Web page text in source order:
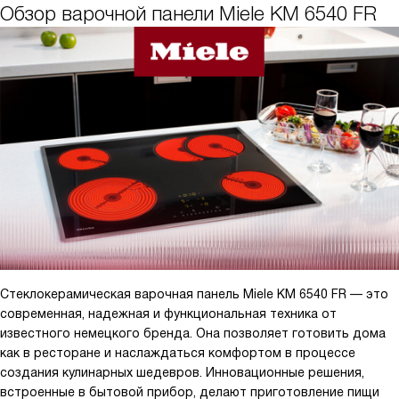
поверхности. Рамка из нержавеющей стали не только
эстетично обрамляет чёрную стеклокерамику, но и защищает
края от сколов при установке посуды. Функция Stop&Go стала
моей любимой — одним касанием можно мгновенно снизить
мощность всех конфорок до минимума, например, когда
звонит дверной звонок или нужно срочно выключить газ на
плите (привычка из прошлого), а затем так же легко вернуть
прежние настройки.
Обзор варочной панели Miele KM 6540 FR
Стеклокерамическая варочная панель Miele KM 6540 FR — это
современная, надежная и функциональная техника от
известного немецкого бренда. Она позволяет готовить дома
как в ресторане и наслаждаться комфортом в процессе
создания кулинарных шедевров. Инновационные решения,
встроенные в бытовой прибор, делают приготовление пищи